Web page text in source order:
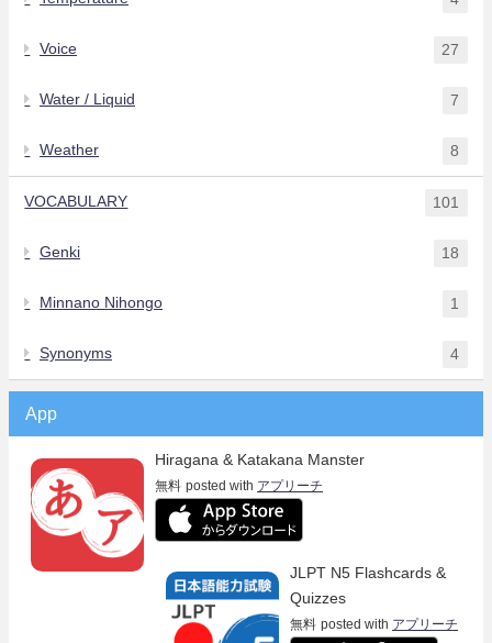
Voice 27
Water / Liquid 7
Weather 8
VOCABULARY 101
Genki 18
Minnano Nihongo 1
Synonyms 4
App
Hiragana & Katakana Manster
無料 posted with アプリーチ
JLPT N5 Flashcards &
Quizzes
無料 posted with アプリーチ